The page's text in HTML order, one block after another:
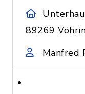
89269
Manfred